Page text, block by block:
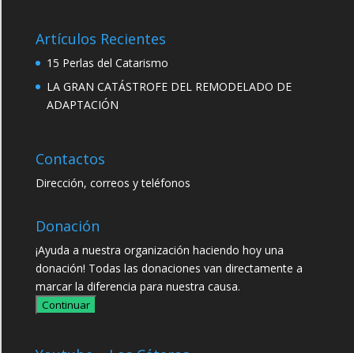
Artículos Recientes
15 Perlas del Catarismo
LA GRAN CATÁSTROFE DEL REMODELADO DE
ADAPTACIÓN
Contactos
Dirección, correos y teléfonos
Donación
¡Ayuda a nuestra organización haciendo hoy una
donación! Todas las donaciones van directamente a
marcar la diferencia para nuestra causa.
Continuar